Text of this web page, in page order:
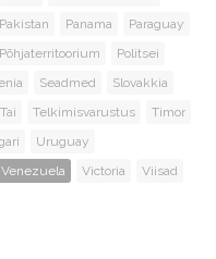
Pakistan Panama
Paraguay
Põhjaterritoorium
Politsei
Seadmed
Slovakkia
Tai Telkimisvarustus
Timor
Uruguay
Venezuela Victoria
Viisad